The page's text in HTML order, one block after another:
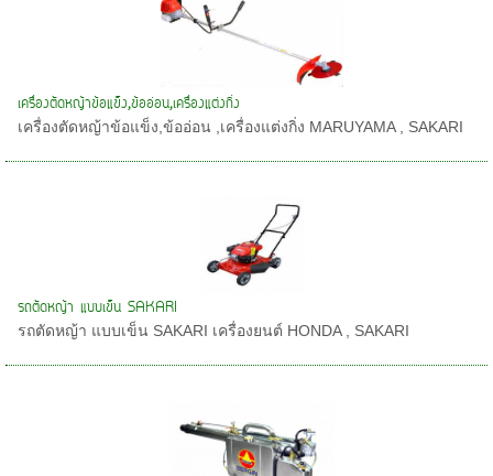
เครื่องตัดหญ้าข้อแข็ง,ข้ออ่อน,เครื่องแต่งกิ่ง
เครื่องตัดหญ้าข้อแข็ง,ข้ออ่อน ,เครื่องแต่งกิ่ง MARUYAMA , SAKARI
รถตัดหญ้า แบบเข็น SAKARI
รถตัดหญ้า แบบเข็น SAKARI เครื่องยนต์ HONDA , SAKARI